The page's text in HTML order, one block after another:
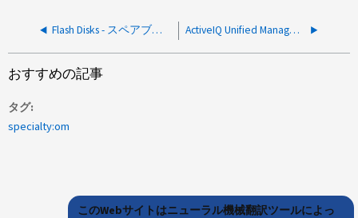
Flash Disks - スペアブロックが受信されないことを Active IQ Unified Manager で通知します ActiveIQ Unified ManagerですべてのクラスタからのEMSメッセージが処理されない
おすすめの記事
タグ
specialty:om
このWebサイトはニューラル機械翻訳ツールによっ